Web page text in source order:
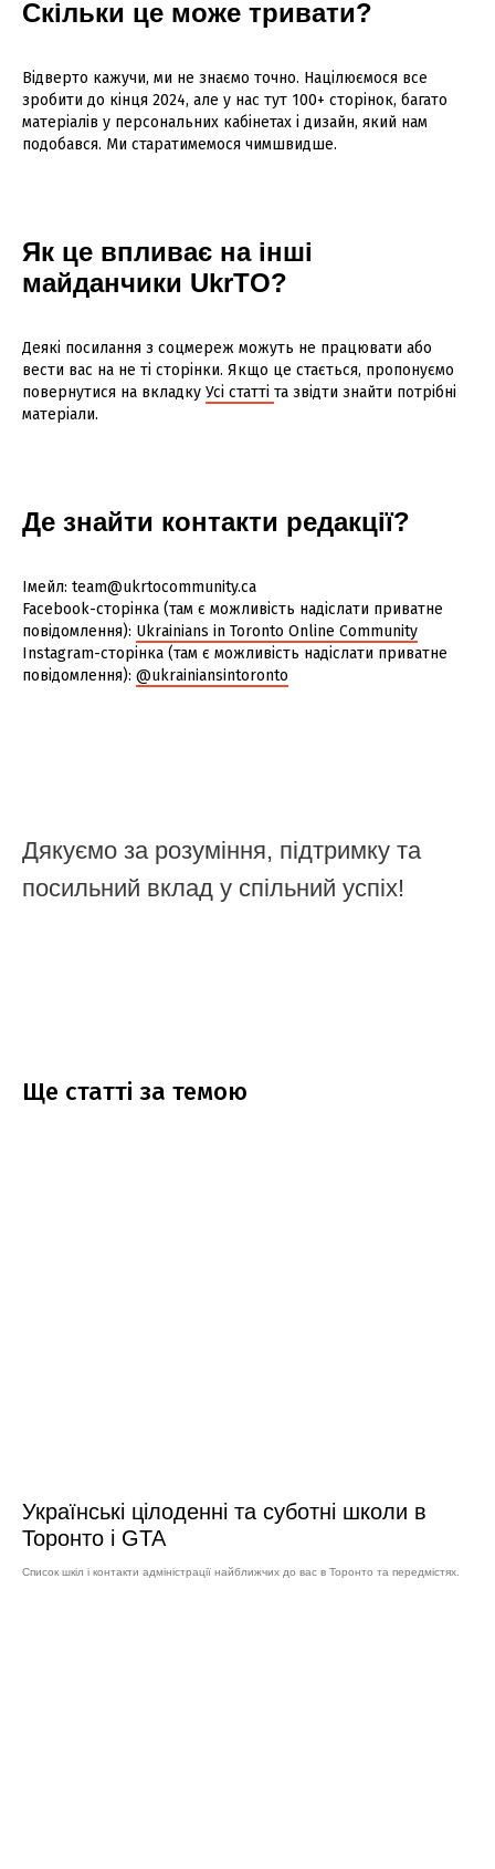
Скільки це може тривати?
Відверто кажучи, ми не знаємо точно. Націлюємося все
зробити до кінця 2024, але у нас тут 100+ сторінок, багато
матеріалів у персональних кабінетах і дизайн, який нам
подобався. Ми старатимемося чимшвидше.
Як це впливає на інші
майданчики UkrTO?
Деякі посилання з соцмереж можуть не працювати або
вести вас на не ті сторінки. Якщо це стається, пропонуємо
повернутися на вкладку Усі статті та звідти знайти потрібні
матеріали.
Де знайти контакти редакції?
Імейл: team@ukrtocommunity.ca
Facebook-сторінка (там є можливість надіслати приватне
повідомлення): Ukrainians in Toronto Online Community
Instagram-сторінка (там є можливість надіслати приватне
повідомлення): @ukrainiansintoronto
Дякуємо за розуміння, підтримку та
посильний вклад у спільний успіх!
Ще статтi за темою
Українські цілоденні та суботні школи в
Торонто і GTA
Список шкіл і контакти адміністрації найближчих до вас в Торонто та передмістях.